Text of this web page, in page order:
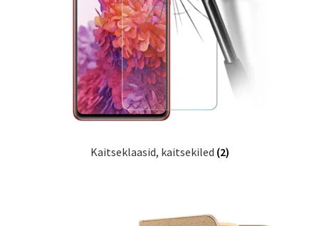
Sooduspakkumised
Kaitseklaasid, kaitsekiled (2)